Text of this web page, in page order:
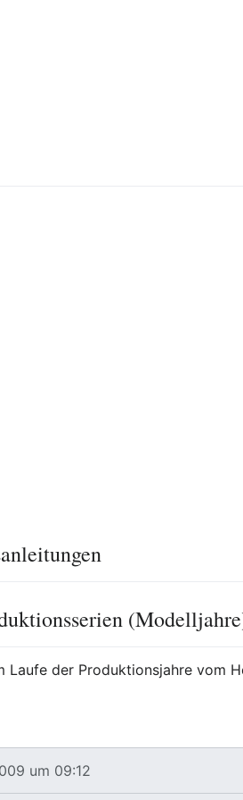
Laufe der Produktionsjahre vom
um 09:12